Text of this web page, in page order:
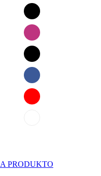
English
Pilipino
ภาษาไทย
PRODUKTO